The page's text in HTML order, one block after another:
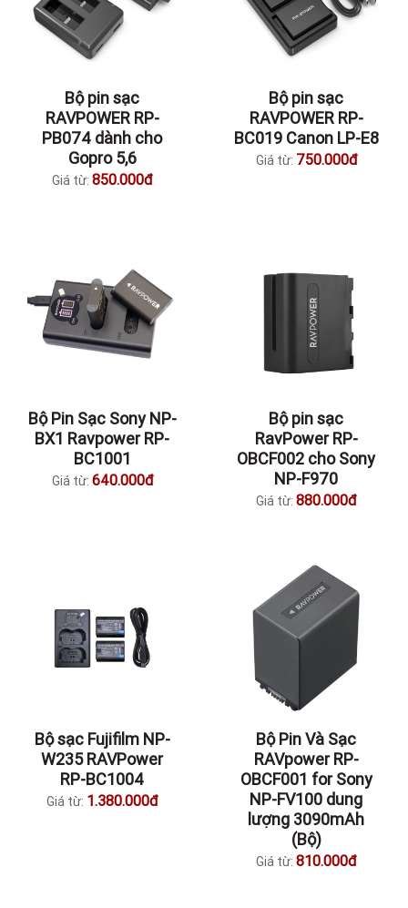
Bộ pin sạc
RAVPOWER RP-
PB074 dành cho
Gopro 5,6
Giá từ: 850.000đ
Bộ pin sạc
RAVPOWER RP-
BC019 Canon LP-E8
Giá từ: 750.000đ
Bộ Pin Sạc Sony NP-
BX1 Ravpower RP-
BC1001
Giá từ: 640.000đ
Bộ pin sạc
RavPower RP-
OBCF002 cho Sony
NP-F970
Giá từ: 880.000đ
Bộ sạc Fujifilm NP-
W235 RAVPower
RP-BC1004
Giá từ: 1.380.000đ
Bộ Pin Và Sạc
RAVpower RP-
OBCF001 for Sony
NP-FV100 dung
lượng 3090mAh
(Bộ)
Giá từ: 810.000đ